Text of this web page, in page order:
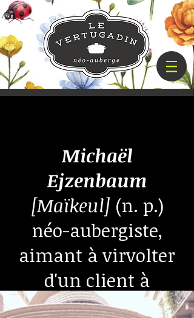
Michaël
Ejzenbaum
[Maïkeul] (n. p.)
néo-aubergiste,
aimant à virvolter
d'un client à
l'autre